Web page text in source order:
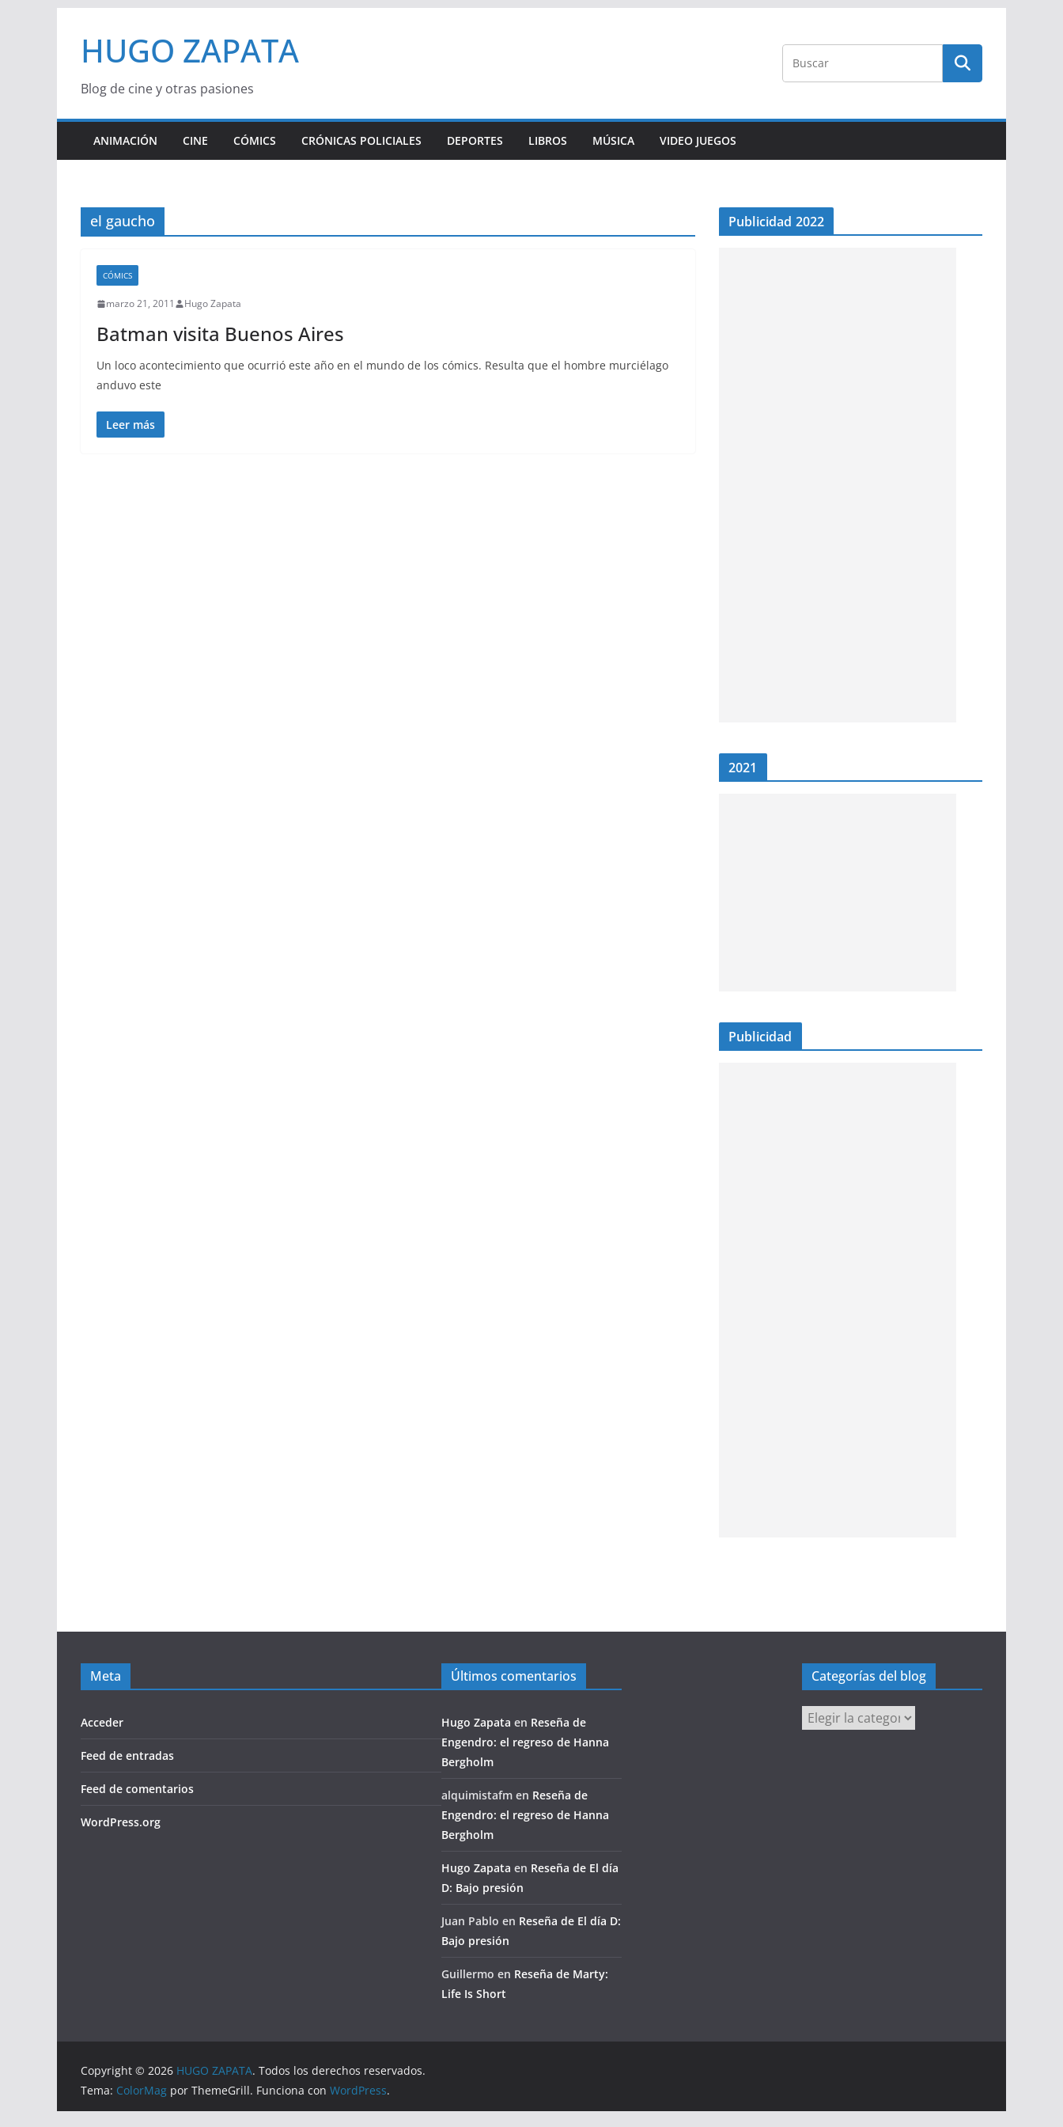
contenido
HUGO ZAPATA
Blog de cine y otras pasiones
ANIMACIÓN CINE CÓMICS CRÓNICAS POLICIALES DEPORTES LIBROS MÚSICA VIDEO JUEGOS
el gaucho
CÓMICS
marzo 21, 2011 Hugo Zapata
Batman visita Buenos Aires
Un loco acontecimiento que ocurrió este año en el mundo de los cómics. Resulta que el hombre murciélago
anduvo este
Leer más
Publicidad 2022
2021
Publicidad
Meta
Acceder
Feed de entradas
Feed de comentarios
WordPress.org
Últimos comentarios
Hugo Zapata en Reseña de
Engendro: el regreso de Hanna
Bergholm
alquimistafm en Reseña de
Engendro: el regreso de Hanna
Bergholm
Hugo Zapata en Reseña de El día
D: Bajo presión
Juan Pablo en Reseña de El día D:
Bajo presión
Guillermo en Reseña de Marty:
Life Is Short
Categorías del blog
Categorías
del
Copyright © 2026 HUGO ZAPATA. Todos los derechos reservados.
Tema: ColorMag por ThemeGrill. Funciona con WordPress.